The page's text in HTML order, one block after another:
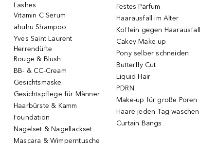
Lashes
Vitamin C Serum
ahuhu Shampoo
Yves Saint Laurent
Herrendüfte
Rouge & Blush
BB- & CC-Cream
Gesichtsmaske
Gesichtspflege für Männer
Haarbürste & Kamm
Foundation
Nagelset & Nagellackset
Mascara & Wimperntusche
Festes Parfum
Haarausfall im Alter
Koffein gegen Haarausfall
Cakey Make-up
Pony selber schneiden
Butterfly Cut
Liquid Hair
PDRN
Make-up für große Poren
Haare jeden Tag waschen
Curtain Bangs